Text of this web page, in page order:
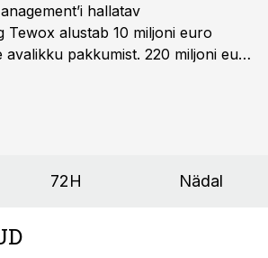
hallatav
Tewox alustab 10 miljoni euro
avalikku pakkumist. 220 miljoni euro
72H Nädal